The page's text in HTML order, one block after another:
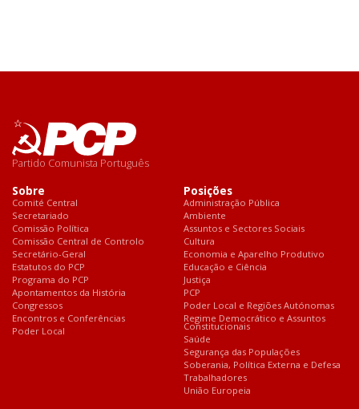
Partido Comunista Português
Sobre
Comité Central
Secretariado
Comissão Política
Comissão Central de Controlo
Secretário-Geral
Estatutos do PCP
Programa do PCP
Apontamentos da História
Congressos
Encontros e Conferências
Poder Local
Posições
Administração Pública
Ambiente
Assuntos e Sectores Sociais
Cultura
Economia e Aparelho Produtivo
Educação e Ciência
Justiça
PCP
Poder Local e Regiões Autónomas
Regime Democrático e Assuntos
Constitucionais
Saúde
Segurança das Populações
Soberania, Política Externa e Defesa
Trabalhadores
União Europeia